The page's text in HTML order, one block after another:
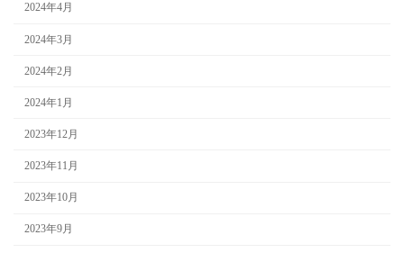
2024年4月
2024年3月
2024年2月
2024年1月
2023年12月
2023年11月
2023年10月
2023年9月